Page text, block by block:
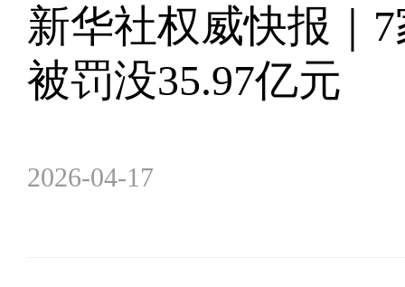
新华社权威快报｜
被罚没35.97亿元
2026-04-17